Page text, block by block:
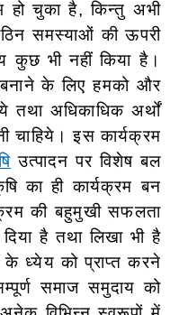
हो चुका है, किन्तु अभी
समस्याओं की ऊपरी
भी नहीं किया है।
के लिए हमको और
तथा अधिकाधिक अर्थों
चाहिये। इस कार्यक्रम
उत्पादन पर विशेष बल
का ही कार्यक्रम बन
की बहुमुखी सफलता
है तथा लिखा भी है
के ध्येय को प्राप्त करने
समाज समुदाय को